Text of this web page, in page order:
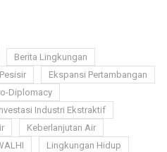
Berita Lingkungan
Ekspansi Pertambangan
Diplomacy
Industri Ekstraktif
Keberlanjutan Air
Lingkungan Hidup